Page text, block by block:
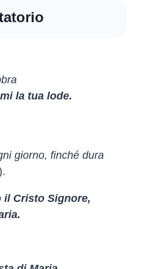
la tua lode.
giorno, finché dura
il Cristo Signore,